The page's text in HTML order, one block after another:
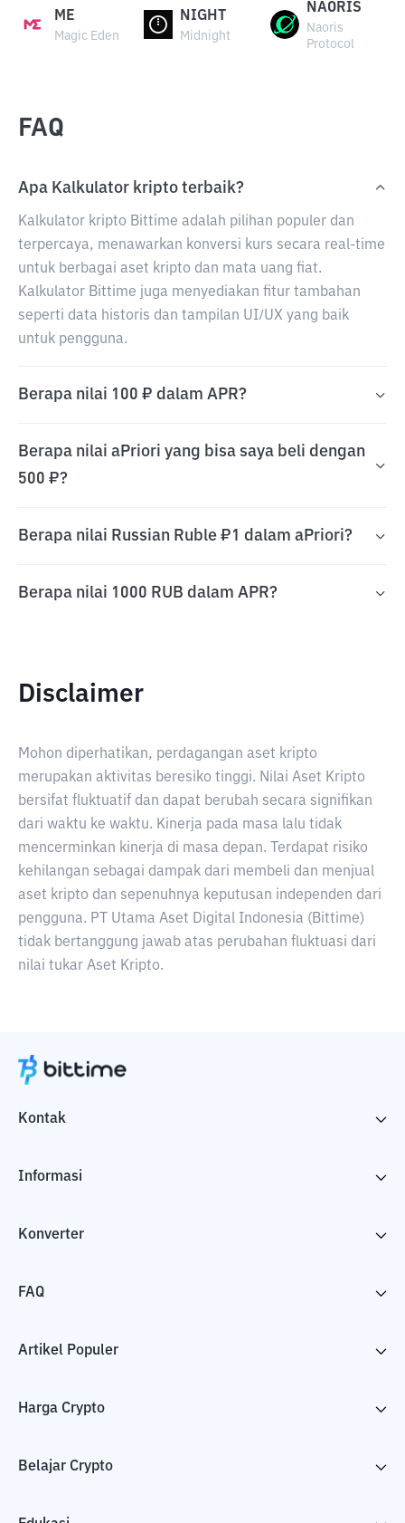
ME
Magic Eden
NIGHT
Midnight
NAORIS
Naoris
Protocol
FAQ
Apa Kalkulator kripto terbaik?
Kalkulator kripto Bittime adalah pilihan populer dan
terpercaya, menawarkan konversi kurs secara real-time
untuk berbagai aset kripto dan mata uang fiat.
Kalkulator Bittime juga menyediakan fitur tambahan
seperti data historis dan tampilan UI/UX yang baik
untuk pengguna.
Berapa nilai 100 ₽ dalam APR?
Berapa nilai aPriori yang bisa saya beli dengan
500 ₽?
Berapa nilai Russian Ruble ₽1 dalam aPriori?
Berapa nilai 1000 RUB dalam APR?
Disclaimer
Mohon diperhatikan, perdagangan aset kripto
merupakan aktivitas beresiko tinggi. Nilai Aset Kripto
bersifat fluktuatif dan dapat berubah secara signifikan
dari waktu ke waktu. Kinerja pada masa lalu tidak
mencerminkan kinerja di masa depan. Terdapat risiko
kehilangan sebagai dampak dari membeli dan menjual
aset kripto dan sepenuhnya keputusan independen dari
pengguna. PT Utama Aset Digital Indonesia (Bittime)
tidak bertanggung jawab atas perubahan fluktuasi dari
nilai tukar Aset Kripto.
Kontak
Informasi
Konverter
FAQ
Artikel Populer
Harga Crypto
Belajar Crypto